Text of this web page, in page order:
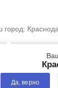
город:
Да, верно
УСЛУГИ